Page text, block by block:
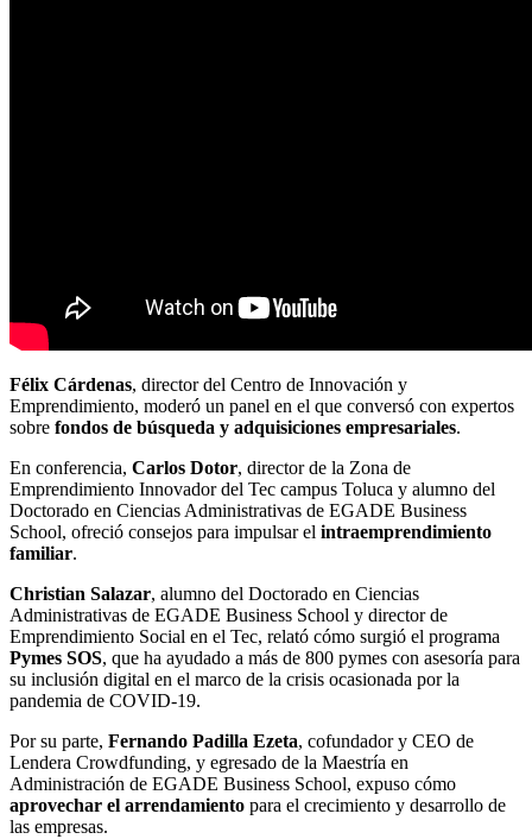
Félix Cárdenas, director del Centro de Innovación y
Emprendimiento, moderó un panel en el que conversó con expertos
sobre fondos de búsqueda y adquisiciones empresariales.
En conferencia, Carlos Dotor, director de la Zona de
Emprendimiento Innovador del Tec campus Toluca y alumno del
Doctorado en Ciencias Administrativas de EGADE Business
School, ofreció consejos para impulsar el intraemprendimiento
familiar.
Christian Salazar, alumno del Doctorado en Ciencias
Administrativas de EGADE Business School y director de
Emprendimiento Social en el Tec, relató cómo surgió el programa
Pymes SOS, que ha ayudado a más de 800 pymes con asesoría para
su inclusión digital en el marco de la crisis ocasionada por la
pandemia de COVID-19.
Por su parte, Fernando Padilla Ezeta, cofundador y CEO de
Lendera Crowdfunding, y egresado de la Maestría en
Administración de EGADE Business School, expuso cómo
aprovechar el arrendamiento para el crecimiento y desarrollo de
las empresas.